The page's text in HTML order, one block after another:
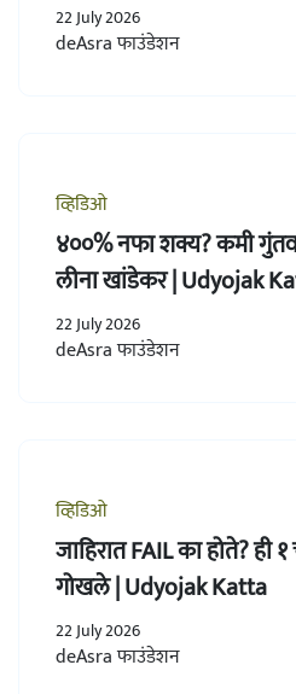
22 July 2026
deAsra फाउंडेशन
व्हिडिओ
४००% नफा शक्य? कमी
लीना खांडेकर | Udyojak
22 July 2026
deAsra फाउंडेशन
व्हिडिओ
जाहिरात FAIL का होते? ही
गोखले | Udyojak Katta
22 July 2026
deAsra फाउंडेशन